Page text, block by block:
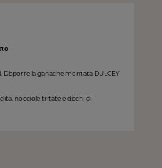
Disporre la ganache montata DULCEY
nocciole tritate e dischi di